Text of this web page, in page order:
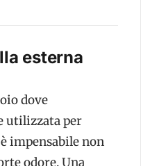
esterna
dove
utilizzata per
impensabile non
odore. Una